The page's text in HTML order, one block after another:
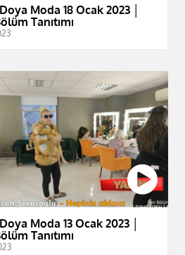
Moda 18 Ocak 2023 │
Tanıtımı
Moda 13 Ocak 2023 │
Tanıtımı